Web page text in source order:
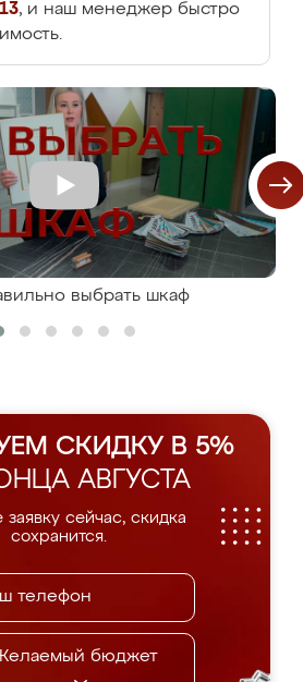
, и наш менеджер быстро
выбрать шкаф
СКИДКУ В 5%
АВГУСТА
заявку сейчас, скидка
сохранится.
бюджет